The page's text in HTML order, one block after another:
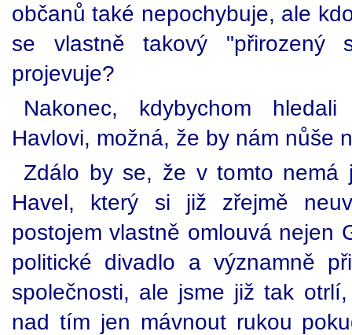
občanů také nepochybuje, ale
se vlastně takový "přirozený
projevuje?
Nakonec, kdybychom
Havlovi, možná, že by nám nůše
Zdálo by se, že v tomto nemá
Havel, který si již zřejmě
postojem vlastně omlouvá nejen
politické divadlo a významně
společnosti, ale jsme již tak
nad tím jen mávnout rukou